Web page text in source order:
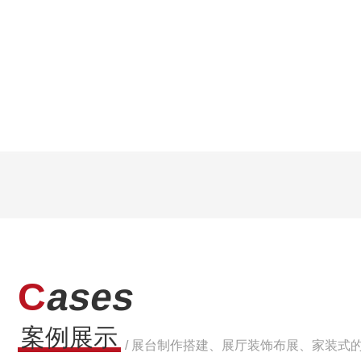
Cases
案例展示 / 展台制作搭建、展厅装饰布展、家装式